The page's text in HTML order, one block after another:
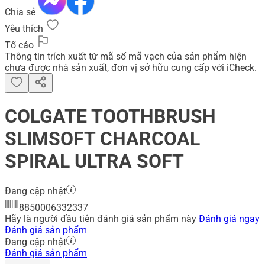
Chia sẻ
Yêu thích
Tố cáo
Thông tin trích xuất từ mã số mã vạch của sản phẩm hiện
chưa được nhà sản xuất, đơn vị sở hữu cung cấp với iCheck.
COLGATE TOOTHBRUSH
SLIMSOFT CHARCOAL
SPIRAL ULTRA SOFT
Đang cập nhật
8850006332337
Hãy là người đầu tiên đánh giá sản phẩm này Đánh giá ngay
Đánh giá sản phẩm
Đang cập nhật
Đánh giá sản phẩm